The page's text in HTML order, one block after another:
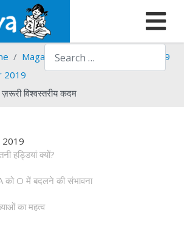
Search
Magazines Srote
Srote - 2019
2019
विश्वस्तरीय कदम
हड्डियां क्यों?
को O में बदलने की संभावना
का महत्व